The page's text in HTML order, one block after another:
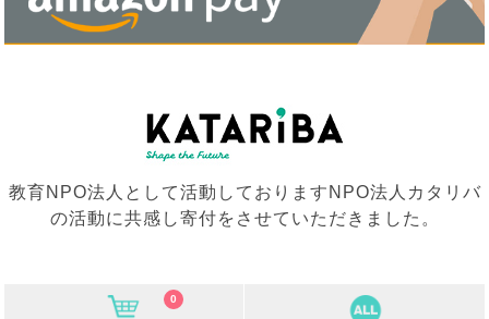
教育NPO法人として活動しておりますNPO法人カタリバ
の活動に共感し寄付をさせていただきました。
0